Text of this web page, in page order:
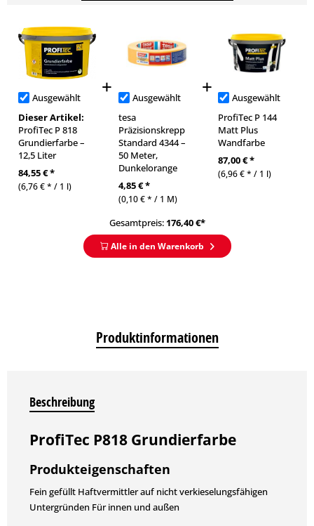
Ausgewählt
Dieser Artikel:
ProfiTec P 818
Grundierfarbe –
12,5 Liter
84,55 € *
(6,76 € * / 1 l)
Ausgewählt
tesa
Präzisionskrepp
Standard 4344 –
50 Meter,
Dunkelorange
4,85 € *
(0,10 € * / 1 M)
Ausgewählt
ProfiTec P 144
Matt Plus
Wandfarbe
87,00 € *
(6,96 € * / 1 l)
Gesamtpreis: 176,40€*
Alle in den Warenkorb
Produktinformationen
Beschreibung
ProfiTec P818 Grundierfarbe
Produkteigenschaften
Fein gefüllt Haftvermittler auf nicht verkieselungsfähigen
Untergründen Für innen und außen